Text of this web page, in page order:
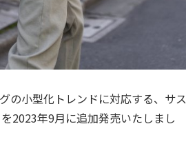
の小型化トレンドに対応する、サス
2023年9⽉に追加発売いたしまし